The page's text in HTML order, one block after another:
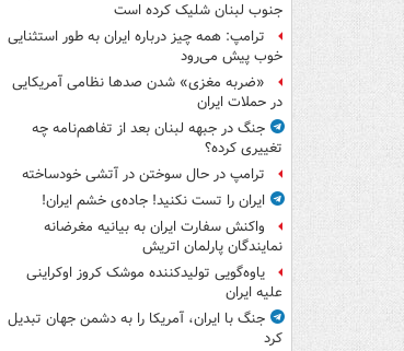
جنوب لبنان شلیک کرده است
ترامپ: همه چیز درباره ایران به طور استثنایی
خوب پیش می‌رود
«ضربه مغزی» شدن صدها نظامی آمریکایی
در حملات ایران
جنگ در جبهه لبنان بعد از تفاهم‌نامه چه
تغییری کرده؟
ترامپ در حال سوختن در آتشی خودساخته
ایران را تست نکنید! جاده‌ی خشم ایران!
واکنش سفارت ایران به بیانیه مغرضانه
نمایندگان پارلمان اتریش
یاوه‌گویی تولیدکننده موشک کروز اوکراینی
علیه ایران
جنگ با ایران، آمریکا را به دشمن جهان تبدیل
کرد